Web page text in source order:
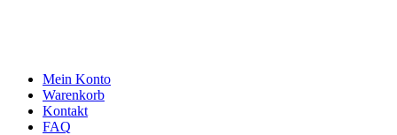
Mein Konto
Warenkorb
Kontakt
FAQ